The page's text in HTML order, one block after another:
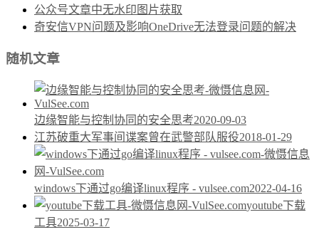
公众号文章中无水印图片获取
奇安信VPN问题及影响OneDrive无法登录问题的解决
随机文章
边缘智能与控制协同的安全思考2020-09-03
江苏破重大军事间谍案曾在武警部队服役2018-01-29
windows下通过go编译linux程序 - vulsee.com2022-04-16
youtube下载
工具2025-03-17